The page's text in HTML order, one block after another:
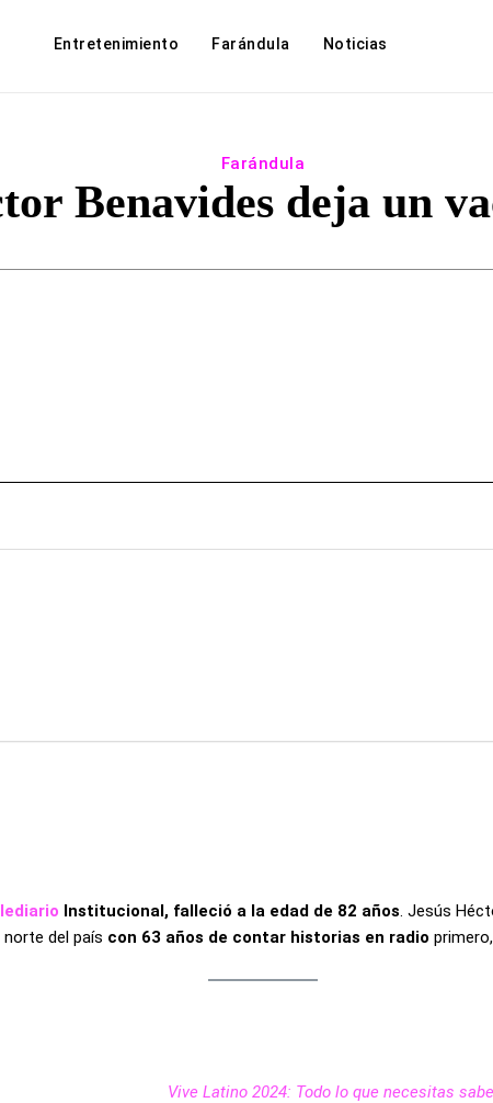
Entretenimiento Farándula Noticias
Farándula
Benavides deja un
Institucional, falleció a la edad de 82 años. Jesús
del país con 63 años de contar historias en radio
Vive Latino 2024: Todo lo que necesitas